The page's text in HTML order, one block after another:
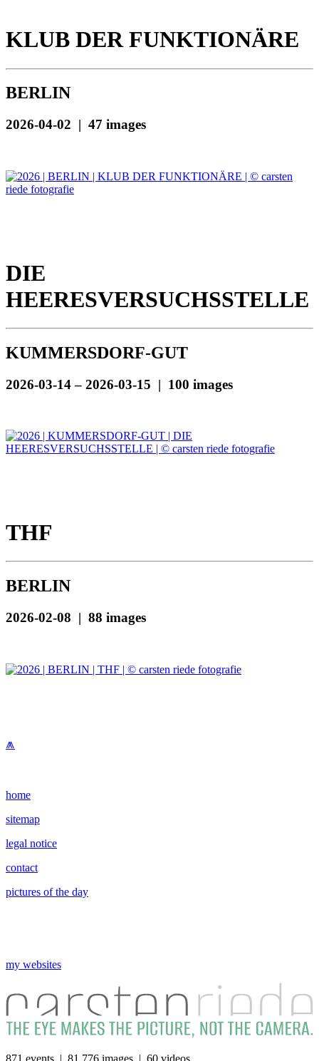
KLUB DER FUNKTIONÄRE
BERLIN
2026-04-02 | 47 images
DIE
HEERESVERSUCHSSTELLE
KUMMERSDORF-GUT
2026-03-14 – 2026-03-15 | 100 images
THF
BERLIN
2026-02-08 | 88 images
⩕
home
sitemap
legal notice
contact
pictures of the day
my websites
871 events | 81 776 images | 60 videos